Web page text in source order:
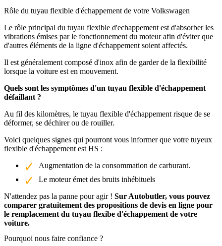
Rôle du tuyau flexible d'échappement de votre Volkswagen
Le rôle principal du tuyau flexible d'echappement est d'absorber les
vibrations émises par le fonctionnement du moteur afin d'éviter que
d'autres éléments de la ligne d'échappement soient affectés.
Il est généralement composé d'inox afin de garder de la flexibilité
lorsque la voiture est en mouvement.
Quels sont les symptômes d'un tuyau flexible d'échappement
défaillant ?
Au fil des kilomètres, le tuyau flexible d'échappement risque de se
déformer, se déchirer ou de rouiller.
Voici quelques signes qui pourront vous informer que votre tuyeux
flexible d'échappement est HS :
Augmentation de la consommation de carburant.
Le moteur émet des bruits inhébituels
N'attendez pas la panne pour agir ! Sur Autobutler, vous pouvez
comparer gratuitement des propositions de devis en ligne pour
le remplacement du tuyau flexibe d'échappement de votre
voiture.
Pourquoi nous faire confiance ?